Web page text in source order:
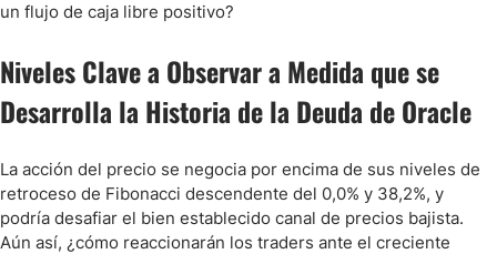
un flujo de caja libre positivo?
Niveles Clave a Observar a Medida que se
Desarrolla la Historia de la Deuda de Oracle
La acción del precio se negocia por encima de sus niveles de
retroceso de Fibonacci descendente del 0,0% y 38,2%, y
podría desafiar el bien establecido canal de precios bajista.
Aún así, ¿cómo reaccionarán los traders ante el creciente